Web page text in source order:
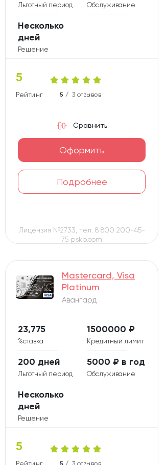
5
Рейтинг карты5 / 3 отзывов
Льготный период Обслуживание
Решение
Несколько
дней
Оформить
Подробнее
Сравнить
Лицензия №2733, тел. 8 800 200-45-
75 pskb.com
Mastercard, Visa
Platinum
Авангард
5
5 / 3 отзывов
%ставка
23,775
Кредитный лимит
1500000 ₽
Льготный период
200 дней
Обслуживание
5000 ₽ в год
Решение
Несколько
дней